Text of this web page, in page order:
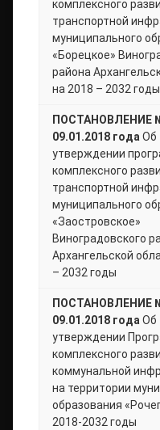
комплексного
транспортной
муниципального
«Борецкое»
района
на 2018 – 2032 годы
ПОСТАНОВЛЕНИЕ
09.01.2018 года Об
утверждении
комплексного
транспортной
муниципального
«Заостровское»
Виноградовского
Архангельской
– 2032 годы
ПОСТАНОВЛЕНИЕ
09.01.2018 года Об
утверждении
комплексного
коммунальной
на территории
образования
2018-2032 годы